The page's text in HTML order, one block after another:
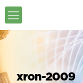
xron-2009